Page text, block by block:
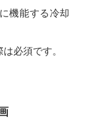
機能する冷却
必須です。